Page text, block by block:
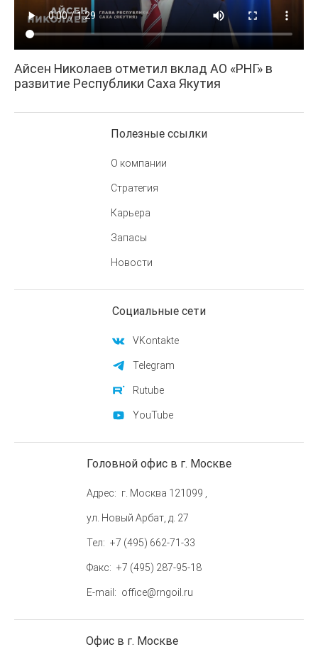
Айсен Николаев отметил вклад АО «РНГ» в
развитие Республики Саха Якутия
Полезные ссылки
О компании
Стратегия
Карьера
Запасы
Новости
Социальные сети
VKontakte
Telegram
Rutube
YouTube
Головной офис в г. Москве
Адрес
г. Москва 121099 ,
ул. Новый Арбат, д. 27
Тел
+7 (495) 662-71-33
Факс
+7 (495) 287-95-18
E-mail
office@rngoil.ru
Офис в г. Москве